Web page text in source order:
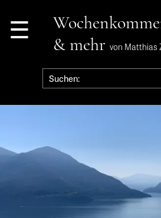
☰
& mehr von Matthias